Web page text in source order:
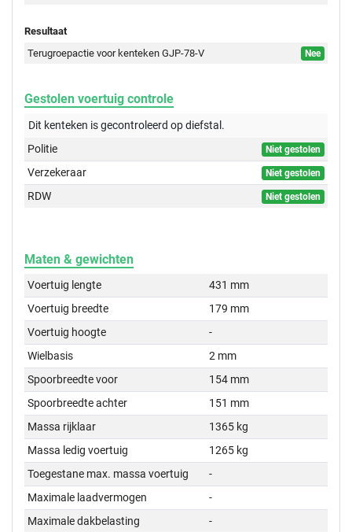
Resultaat
Terugroepactie voor kenteken GJP-78-V
Nee
Gestolen voertuig controle
Dit kenteken is gecontroleerd opdiefstal.
Politie
Niet gestolen
Verzekeraar Niet gestolen
RDW Niet gestolen
Maten & gewichten
Voertuig lengte
431 mm
Voertuig breedte
179 mm
Voertuig hoogte
-
Wielbasis
2 mm
Spoorbreedte voor
154 mm
Spoorbreedte achter
151 mm
Massa rijklaar
1365 kg
Massa ledig voertuig
1265 kg
Toegestane max. massa voertuig
-
Maximale laadvermogen
-
Maximale dakbelasting
-